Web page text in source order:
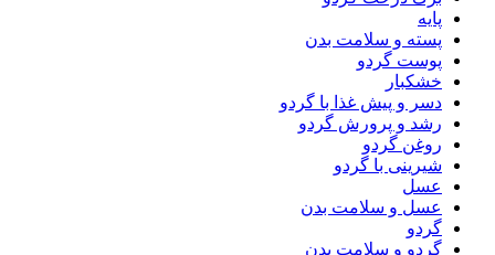
پایه
پسته و سلامت بدن
پوست گردو
خشکبار
دسر و پیش غذا با گردو
رشد و پرورش گردو
روغن گردو
شیرینی با گردو
عسل
عسل و سلامت بدن
گردو
گردو و سلامت بدن